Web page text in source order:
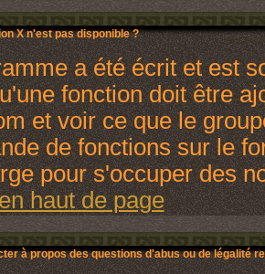
X n'est pas disponible ?
a été écrit et est
fonction doit être
et voir ce que le
de fonctions sur le
pour s'occuper des
haut de page
à propos des questions d'abus ou de légalité